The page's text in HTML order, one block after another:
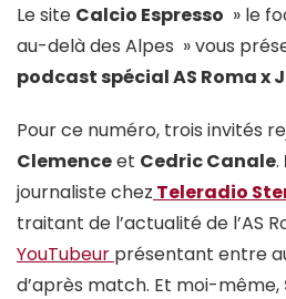
Le site Calcio Espresso » le
au-delà des Alpes » vous
podcast spécial AS Roma x
Pour ce numéro, trois invités
Clemenceet Cedric Canale.
journaliste chez Teleradio
traitant de l’actualité de l’AS
YouTubeur présentant entre
d’après match. Et moi-même,